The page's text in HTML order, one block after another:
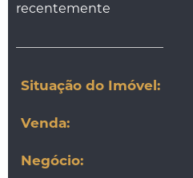
recentemente
Situação do Imóvel:
Venda:
Negócio: